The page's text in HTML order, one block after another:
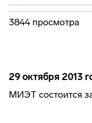
3844 просмотра
29 октября 2013
МИЭТ состоится